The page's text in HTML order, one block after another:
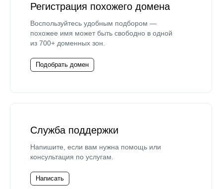
Регистрация похожего домена
Воспользуйтесь удобным подбором —
похожее имя может быть свободно в одной
из 700+ доменных зон.
Подобрать домен
Служба поддержки
Напишите, если вам нужна помощь или
консультация по услугам.
Написать